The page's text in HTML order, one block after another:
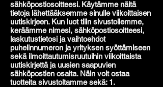
sähköpostiosoitteesi. Käytämme näitä
tietoja lähettääksemme sinulle viikoittaisen
uutiskirjeen. Kun luot tilin sivustollemme,
keräämme nimesi, sähköpostiosoitteesi,
laskutustietosi ja vaihtoehdot
puhelinnumeron ja yrityksen syöttämiseen
sekä ilmoittautumisruutuihin viikoittaista
uutiskirjettä ja uusien saapuvien
sähköpostien osalta. Näin voit ostaa
tuotteita sivustoltamme sekä: 1.